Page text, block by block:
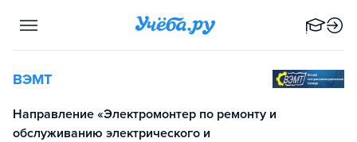
ВЭМТ
Направление «Электромонтер по ремонту и
обслуживанию электрического и